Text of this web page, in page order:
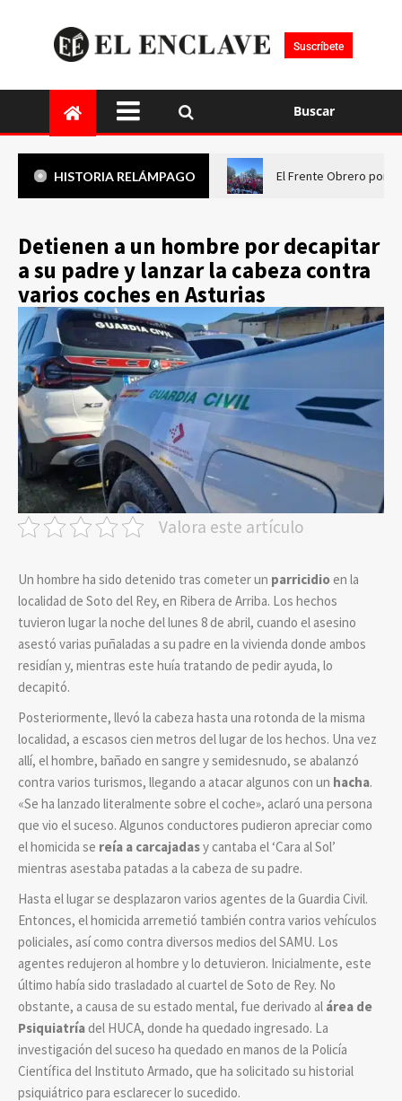
Suscríbete
Buscar
HISTORIA RELÁMPAGO El Frente Obrero pone
Detienen a un hombre por decapitar
a su padre y lanzar la cabeza contra
varios coches en Asturias
Valora este artículo
Un hombre ha sido detenido tras cometer un parricidioen la
localidad de Soto del Rey, en Ribera de Arriba. Los hechos
tuvieron lugar la noche del lunes 8 de abril, cuando el asesino
asestó varias puñaladas a su padre en la vivienda donde ambos
residían y, mientras este huía tratando de pedir ayuda, lo
decapitó.
Posteriormente, llevó la cabeza hasta una rotonda de la misma
localidad, a escasos cien metros del lugar de los hechos. Una vez
allí, el hombre, bañado en sangre y semidesnudo, se abalanzó
contra varios turismos, llegando a atacar algunos con un hacha.
«Se ha lanzado literalmente sobre el coche», aclaró una persona
que vio el suceso. Algunos conductores pudieron apreciar como
el homicida se reía a carcajadasy cantaba el ‘Cara al Sol’
mientras asestaba patadas a la cabeza de su padre.
Hasta el lugar se desplazaron varios agentes de la Guardia Civil.
Entonces, el homicida arremetió también contra varios vehículos
policiales, así como contra diversos medios del SAMU. Los
agentes redujeron al hombre y lo detuvieron. Inicialmente, este
último había sido trasladado al cuartel de Soto de Rey. No
obstante, a causa de su estado mental, fue derivado al área de
Psiquiatríadel HUCA, donde ha quedado ingresado. La
investigación del suceso ha quedado en manos de la Policía
Científica del Instituto Armado, que ha solicitado su historial
psiquiátrico para esclarecer lo sucedido.